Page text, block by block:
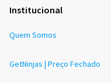
Institucional
Quem Somos
GetNinjas | Preço Fechado